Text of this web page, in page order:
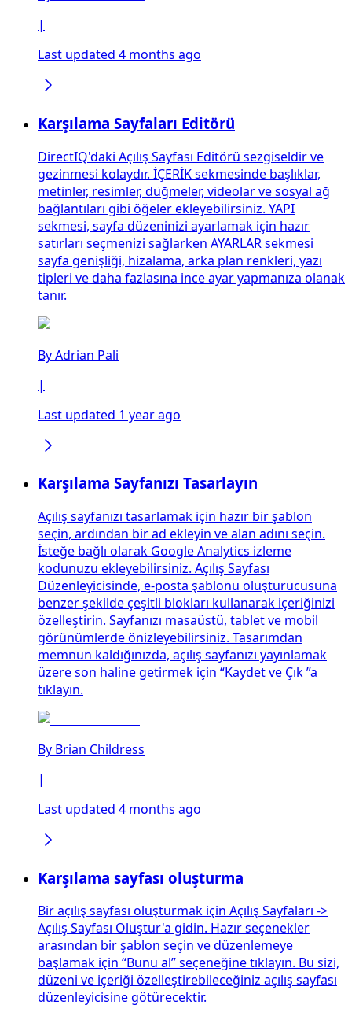
|
Last updated 4 months ago
Karşılama Sayfaları Editörü
DirectIQ'daki Açılış Sayfası Editörü sezgiseldir ve
gezinmesi kolaydır. İÇERİK sekmesinde başlıklar,
metinler, resimler, düğmeler, videolar ve sosyal ağ
bağlantıları gibi öğeler ekleyebilirsiniz. YAPI
sekmesi, sayfa düzeninizi ayarlamak için hazır
satırları seçmenizi sağlarken AYARLAR sekmesi
sayfa genişliği, hizalama, arka plan renkleri, yazı
tipleri ve daha fazlasına ince ayar yapmanıza olanak
tanır.
ByAdrian Pali
|
Last updated 1 year ago
Karşılama Sayfanızı Tasarlayın
Açılış sayfanızı tasarlamak için hazır bir şablon
seçin, ardından bir ad ekleyin ve alan adını seçin.
İsteğe bağlı olarak Google Analytics izleme
kodunuzu ekleyebilirsiniz. Açılış Sayfası
Düzenleyicisinde, e-posta şablonu oluşturucusuna
benzer şekilde çeşitli blokları kullanarak içeriğinizi
özelleştirin. Sayfanızı masaüstü, tablet ve mobil
görünümlerde önizleyebilirsiniz. Tasarımdan
memnun kaldığınızda, açılış sayfanızı yayınlamak
üzere son haline getirmek için “Kaydet ve Çık ”a
tıklayın.
By Brian Childress
|
Last updated 4 months ago
Karşılama sayfası oluşturma
Bir açılış sayfası oluşturmak için Açılış Sayfaları ->
Açılış Sayfası Oluştur'a gidin. Hazır seçenekler
arasından bir şablon seçin ve düzenlemeye
başlamak için “Bunu al” seçeneğine tıklayın. Bu sizi,
düzeni ve içeriği özelleştirebileceğiniz açılış sayfası
düzenleyicisine götürecektir.